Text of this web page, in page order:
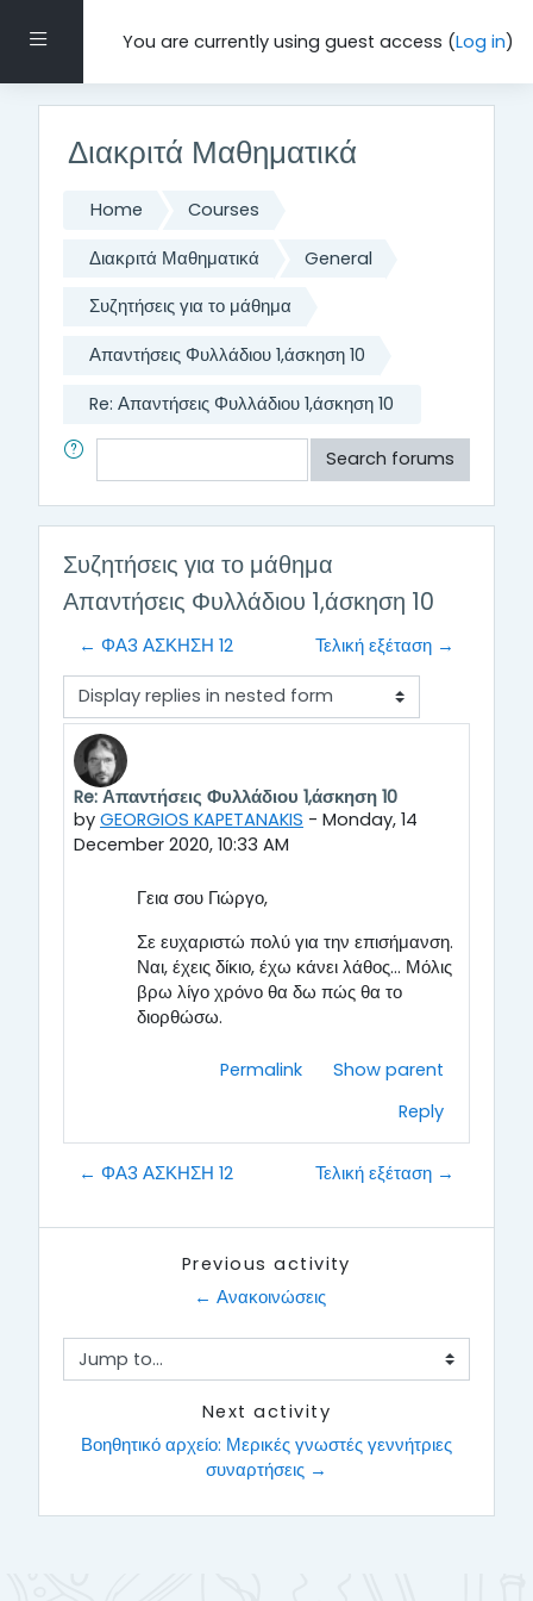
Side panelYou are currently using guest access (Log in)
Διακριτά Μαθηματικά
Home Courses
Διακριτά Μαθηματικά General
Συζητήσεις για το μάθημα
Απαντήσεις Φυλλάδιου 1,άσκηση 10
Re: Απαντήσεις Φυλλάδιου 1,άσκηση 10
Search
Search forums
Συζητήσεις για το μάθημα
Απαντήσεις Φυλλάδιου 1,άσκηση 10
← ΦΑ3 ΑΣΚΗΣΗ 12 Τελική εξέταση →
Display mode
Re: Απαντήσεις Φυλλάδιου 1,άσκηση 10
by GEORGIOS KAPETANAKIS - Monday, 14
December 2020, 10:33 AM
Number of replies: 0
Γεια σου Γιώργο,
Σε ευχαριστώ πολύ για την επισήμανση.
Ναι, έχεις δίκιο, έχω κάνει λάθος... Μόλις
βρω λίγο χρόνο θα δω πώς θα το
διορθώσω.
Permalink
Show parent
Reply
← ΦΑ3 ΑΣΚΗΣΗ 12 Τελική εξέταση →
Previous activity
← Ανακοινώσεις
Jump to...
Next activity
συναρτήσεις →